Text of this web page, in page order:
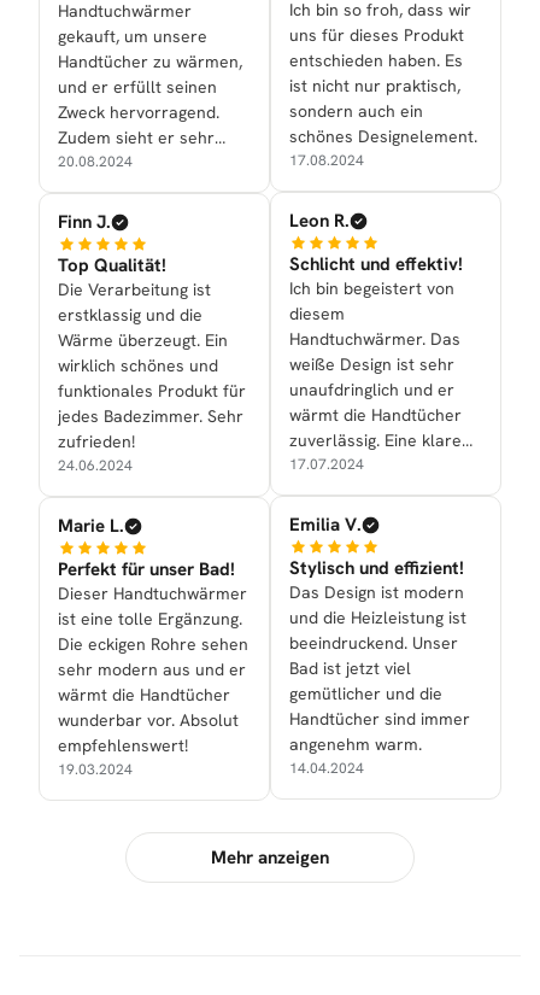
Handtuchwärmer
gekauft, um unsere
Handtücher zu wärmen,
und er erfüllt seinen
Zweck hervorragend.
Zudem sieht er sehr
edel aus.
20.08.2024
Finn J.
Top Qualität!
Die Verarbeitung ist
erstklassig und die
Wärme überzeugt. Ein
wirklich schönes und
funktionales Produkt für
jedes Badezimmer. Sehr
zufrieden!
24.06.2024
Marie L.
Perfekt für unser Bad!
Dieser Handtuchwärmer
ist eine tolle Ergänzung.
Die eckigen Rohre sehen
sehr modern aus und er
wärmt die Handtücher
wunderbar vor. Absolut
empfehlenswert!
19.03.2024
Ich bin so froh, dass wir
uns für dieses Produkt
entschieden haben. Es
ist nicht nur praktisch,
sondern auch ein
schönes Designelement.
17.08.2024
Leon R.
Schlicht und effektiv!
Ich bin begeistert von
diesem
Handtuchwärmer. Das
weiße Design ist sehr
unaufdringlich und er
wärmt die Handtücher
zuverlässig. Eine klare
Empfehlung!
17.07.2024
Emilia V.
Stylisch und effizient!
Das Design ist modern
und die Heizleistung ist
beeindruckend. Unser
Bad ist jetzt viel
gemütlicher und die
Handtücher sind immer
angenehm warm.
14.04.2024
Mehr anzeigen